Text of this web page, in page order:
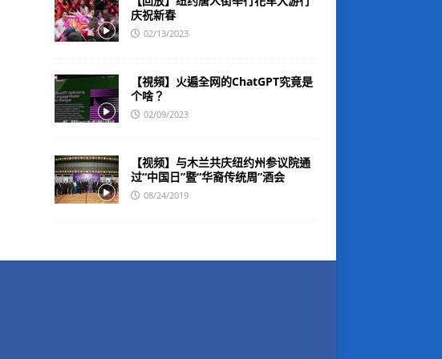
庆祝新春
02/13/2023
【視頻】火遍全网的ChatGPT究竟是
个啥？
02/09/2023
【视频】与木兰共庆纽约州参议院通
过“中国日”暨“华裔传统周”酒会
08/24/2019